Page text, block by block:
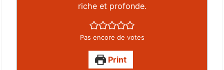
riche et profonde.
Pas encore de votes
Print